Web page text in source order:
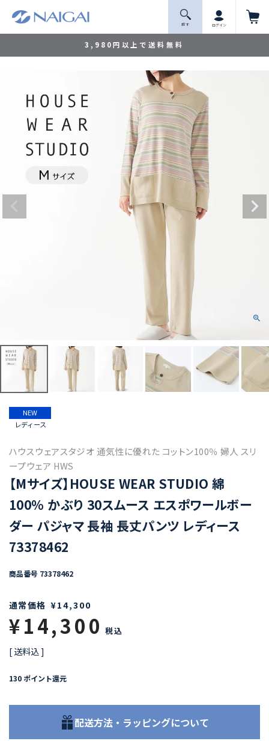
3,980円以上で送料無料
探 す ログイン
NEW
レディース
ハウスウェアスタジオ 通気性に優れた コットン100％ 婦人 スリ
ープウェア HWS
【Mサイズ】HOUSE WEAR STUDIO 綿
100％ かぶり 30スムース エスポワールボー
ダー パジャマ 長袖 長丈パンツ レディース
73378462
商品番号 73378462
通常価格 ¥14,300
¥14,300 税込
送料込
130 ポイント還元
配送方法・ラッピングについて